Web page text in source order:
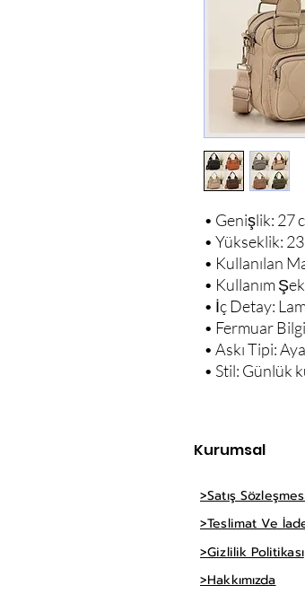
• Genişlik: 27
• Yükseklik: 23
• Kullanılan
• Kullanım
• İç Detay:
• Fermuar
• Askı Tipi:
• Stil: Günlük
Kurumsal
>Satış
>Teslimat Ve
>Gizlilik Politikası
>Hakkımızda